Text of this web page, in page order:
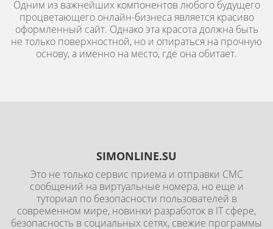
Одним из важнейших компонентов любого будущего
процветающего онлайн-бизнеса является красиво
оформленный сайт. Однако эта красота должна быть
не только поверхностной, но и опираться на прочную
основу, а именно на место, где она обитает.
SIMONLINE.SU
Это не только сервис приема и отправки СМС
сообщений на виртуальные номера, но еще и
туториал по безопасности пользователей в
современном мире, новинки разработок в IT сфере,
безопасность в социальных сетях, свежие программы